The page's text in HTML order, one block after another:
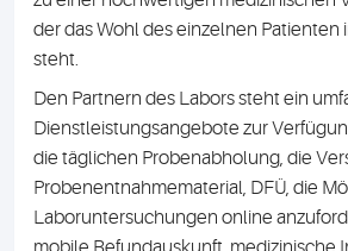
Laboruntersuchungen und kollegiale
zu einer hochwertigen medizinischen
der das Wohl des einzelnen Patienten
steht.
Den Partnern des Labors steht ein
Dienstleistungsangebote zur
die täglichen Probenabholung, die
Probenentnahmematerial, DFÜ, die